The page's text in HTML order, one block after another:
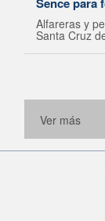
Alfareras y
Santa Cruz
Ver más